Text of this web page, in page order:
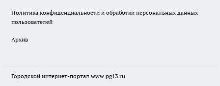
Политика конфиденциальности и обработки персональных данных
пользователей
Архив
Городской интернет-портал www.pg13.ru